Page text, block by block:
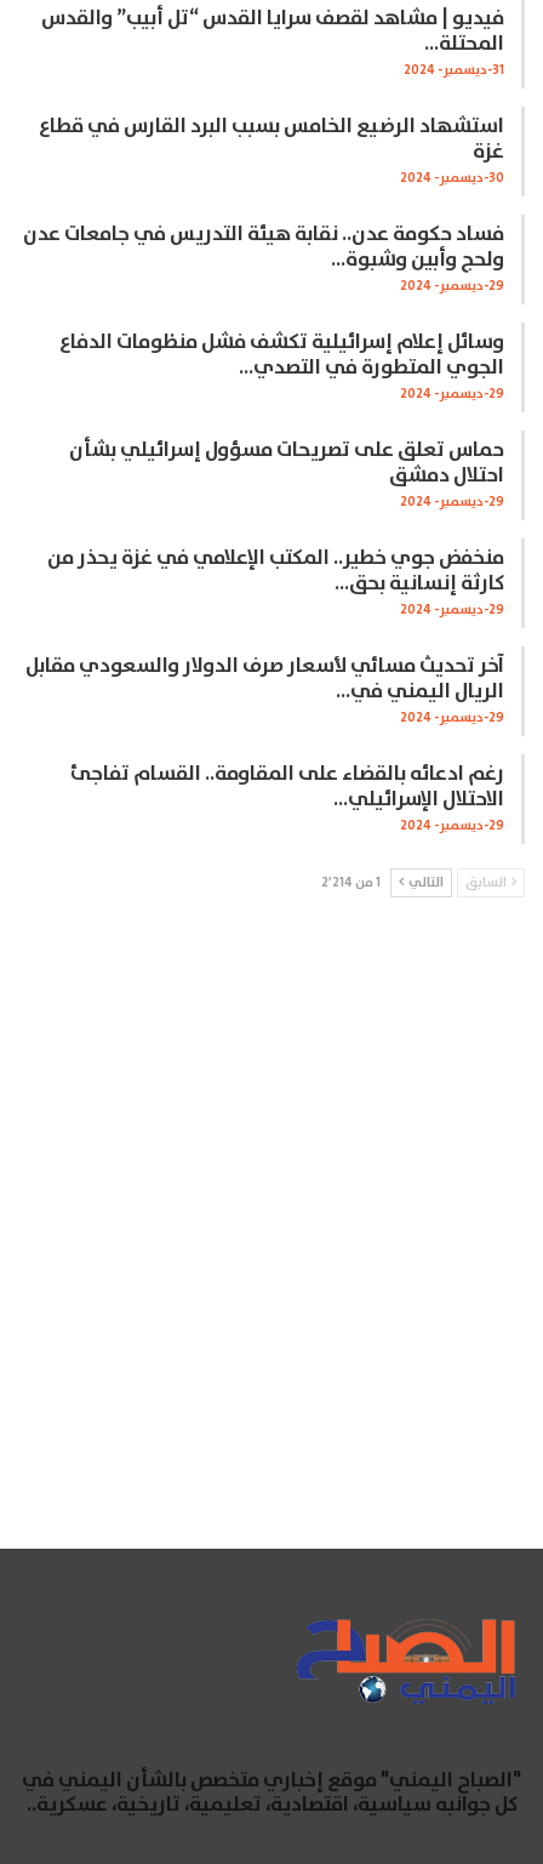
فيديو | مشاهد لقصف سرايا القدس “تل أبيب” والقدس
المحتلة…
31-ديسمبر- 2024
استشهاد الرضيع الخامس بسبب البرد القارس في قطاع
غزة
30-ديسمبر- 2024
فساد حكومة عدن.. نقابة هيئة التدريس في جامعات عدن
ولحج وأبين وشبوة…
29-ديسمبر- 2024
وسائل إعلام إسرائيلية تكشف فشل منظومات الدفاع
الجوي المتطورة في التصدي…
29-ديسمبر- 2024
حماس تعلق على تصريحات مسؤول إسرائيلي بشأن
احتلال دمشق
29-ديسمبر- 2024
منخفض جوي خطير.. المكتب الإعلامي في غزة يحذر من
كارثة إنسانية بحق…
29-ديسمبر- 2024
آخر تحديث مسائي لأسعار صرف الدولار والسعودي مقابل
الريال اليمني في…
29-ديسمبر- 2024
رغم ادعائه بالقضاء على المقاومة.. القسام تفاجئ
الاحتلال الإسرائيلي…
29-ديسمبر- 2024
السابق التالي 1 من 2٬214
"الصباح اليمني" موقع إخباري متخصص بالشأن اليمني في
كل جوانبه سياسية، اقتصادية، تعليمية، تاريخية، عسكرية..